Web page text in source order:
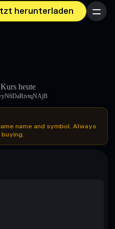
herunterladen Menü
Kurs heute
name and symbol. Always